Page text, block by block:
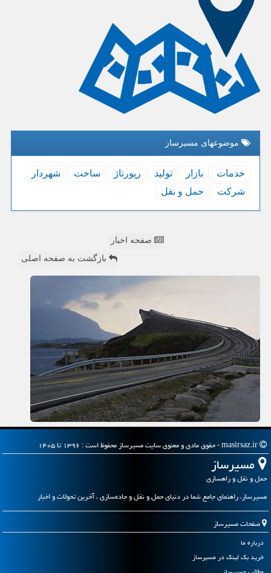
موضوعهای مسیرساز
خدمات بازار تولید رپورتاژ ساخت
شهردار
شركت
حمل و نقل
صفحه اخبار
بازگشت به صفحه اصلی
مسیرساز
حمل و نقل و راهسازی
مسیرساز، راهنمای جامع شما در دنیای حمل و نقل و جاده‌سازی ، آخرین تحولات و اخبار
صفحات مسیرساز
درباره ما
خرید بک لینک در مسیرساز